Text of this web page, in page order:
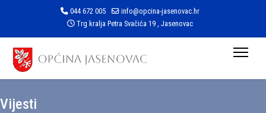
044 672 005
info@opcina-jasenovac.hr
Trg kralja Petra Svačića 19 , Jasenovac
Vijesti